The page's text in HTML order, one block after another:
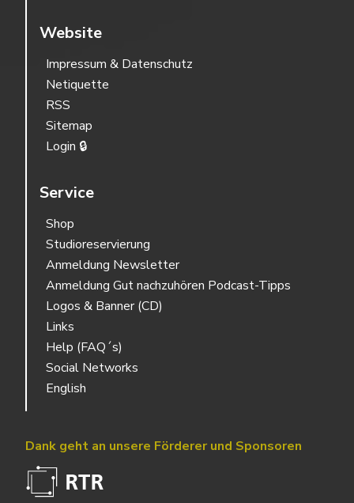
Website
Impressum & Datenschutz
Netiquette
RSS
Sitemap
Login 🔒
Service
Shop
Studioreservierung
Anmeldung Newsletter
Anmeldung Gut nachzuhören Podcast-Tipps
Logos & Banner (CD)
Links
Help (FAQ´s)
Social Networks
English
Dank geht an unsere Förderer und Sponsoren